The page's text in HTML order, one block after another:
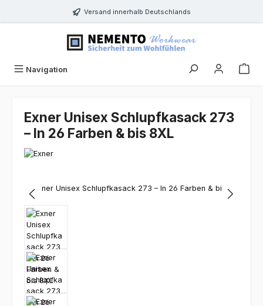
Zum Hauptinhalt springenVersand innerhalb Deutschlands
Navigation
Exner Unisex Schlupfkasack 273
– In 26 Farben & bis 8XL
Bildergalerie überspringen